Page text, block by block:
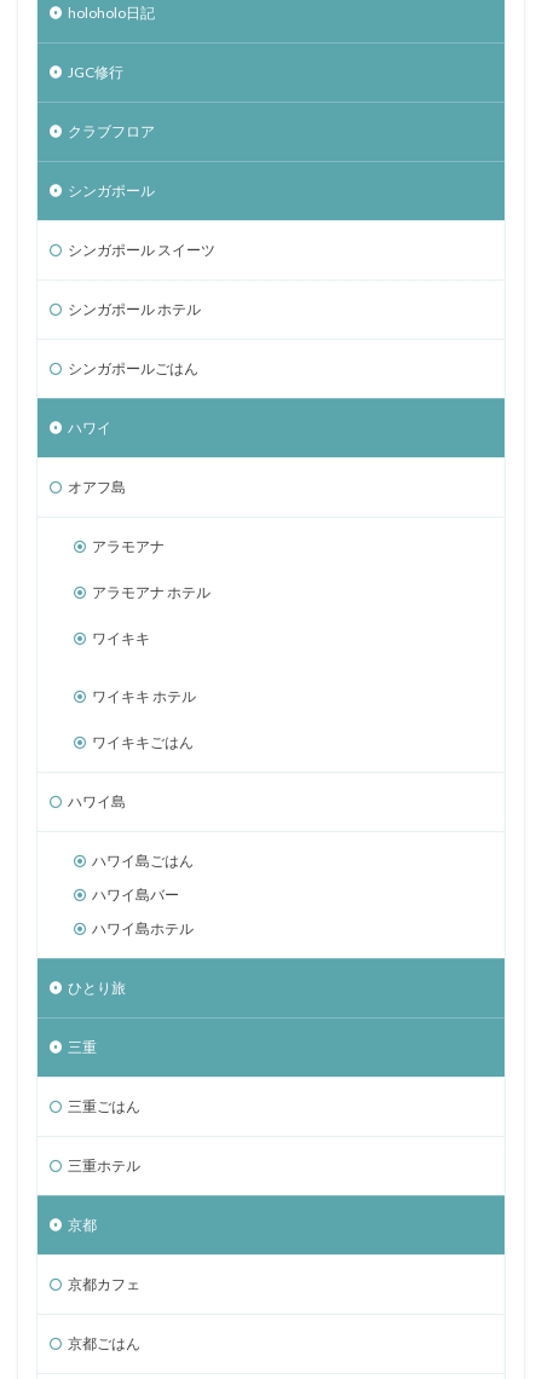
holoholo日記
JGC修行
クラブフロア
シンガポール
シンガポール スイーツ
シンガポール ホテル
シンガポールごはん
ハワイ
オアフ島
アラモアナ
アラモアナ ホテル
ワイキキ
ワイキキ ホテル
ワイキキごはん
ハワイ島
ハワイ島ごはん
ハワイ島バー
ハワイ島ホテル
ひとり旅
三重
三重ごはん
三重ホテル
京都
京都カフェ
京都ごはん